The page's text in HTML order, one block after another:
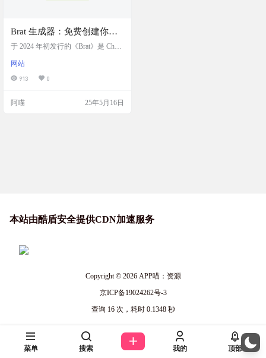
Brat 生成器：免费创建你的
Brat 风格专辑封面，加入Brat
于 2024 年初发行的《Brat》是 Charli
志性的绿色封面，最初是一个大胆
的艺术选择，现在演变成创意反叛
网站介绍 Brat生成器是一个免费的在
网站
913 0
阿喵 25年5月16日
本站由酷盾安全提供CDN加速服务
Copyright © 2026APP喵：资源
京ICP备19024262号-3
查询 16 次，耗时 0.1348 秒
菜单 搜索 我的 顶部